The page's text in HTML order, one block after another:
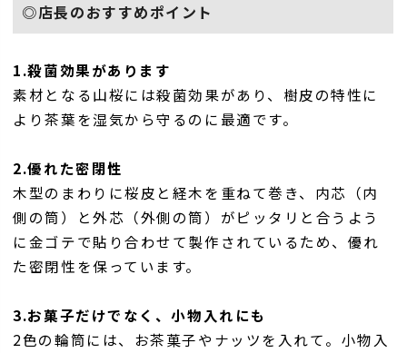
◎店長のおすすめポイント
1.殺菌効果があります
素材となる山桜には殺菌効果があり、樹皮の特性に
より茶葉を湿気から守るのに最適です。
2.優れた密閉性
木型のまわりに桜皮と経木を重ねて巻き、内芯（内
側の筒）と外芯（外側の筒）がピッタリと合うよう
に金ゴテで貼り合わせて製作されているため、優れ
た密閉性を保っています。
3.お菓子だけでなく、小物入れにも
2色の輪筒には、お茶菓子やナッツを入れて。小物入